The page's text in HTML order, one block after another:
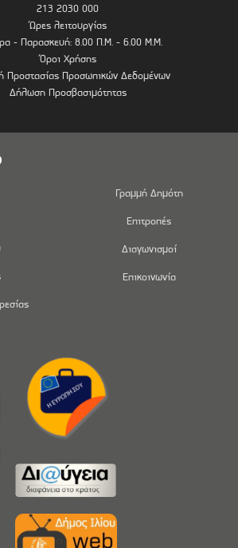
213 2030 000
Ώρες λειτουργίας
- Παρασκευή: 8.00 Π.Μ. - 6.00 Μ.Μ.
Όροι Χρήσης
Προστασίας Προσωπικών Δεδομένων
Δήλωση Προσβασιμότητας
Γραμμή Δημότη
Επιτροπές
Διαγωνισμοί
Επικοινωνία